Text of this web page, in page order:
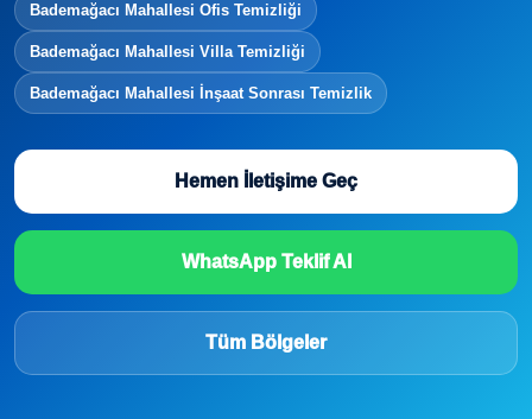
Bademağacı Mahallesi Ofis Temizliği
Bademağacı Mahallesi Villa Temizliği
Bademağacı Mahallesi İnşaat Sonrası Temizlik
Hemen İletişime Geç
WhatsApp Teklif Al
Tüm Bölgeler